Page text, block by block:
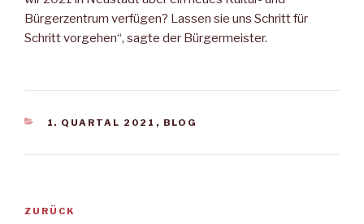
Bürgerzentrum verfügen? Lassen sie uns Schritt für
Schritt vorgehen“, sagte der Bürgermeister.
KATEGORIEN
1. QUARTAL 2021 , BLOG
Beitragsnavigation
Vorheriger
ZURÜCK